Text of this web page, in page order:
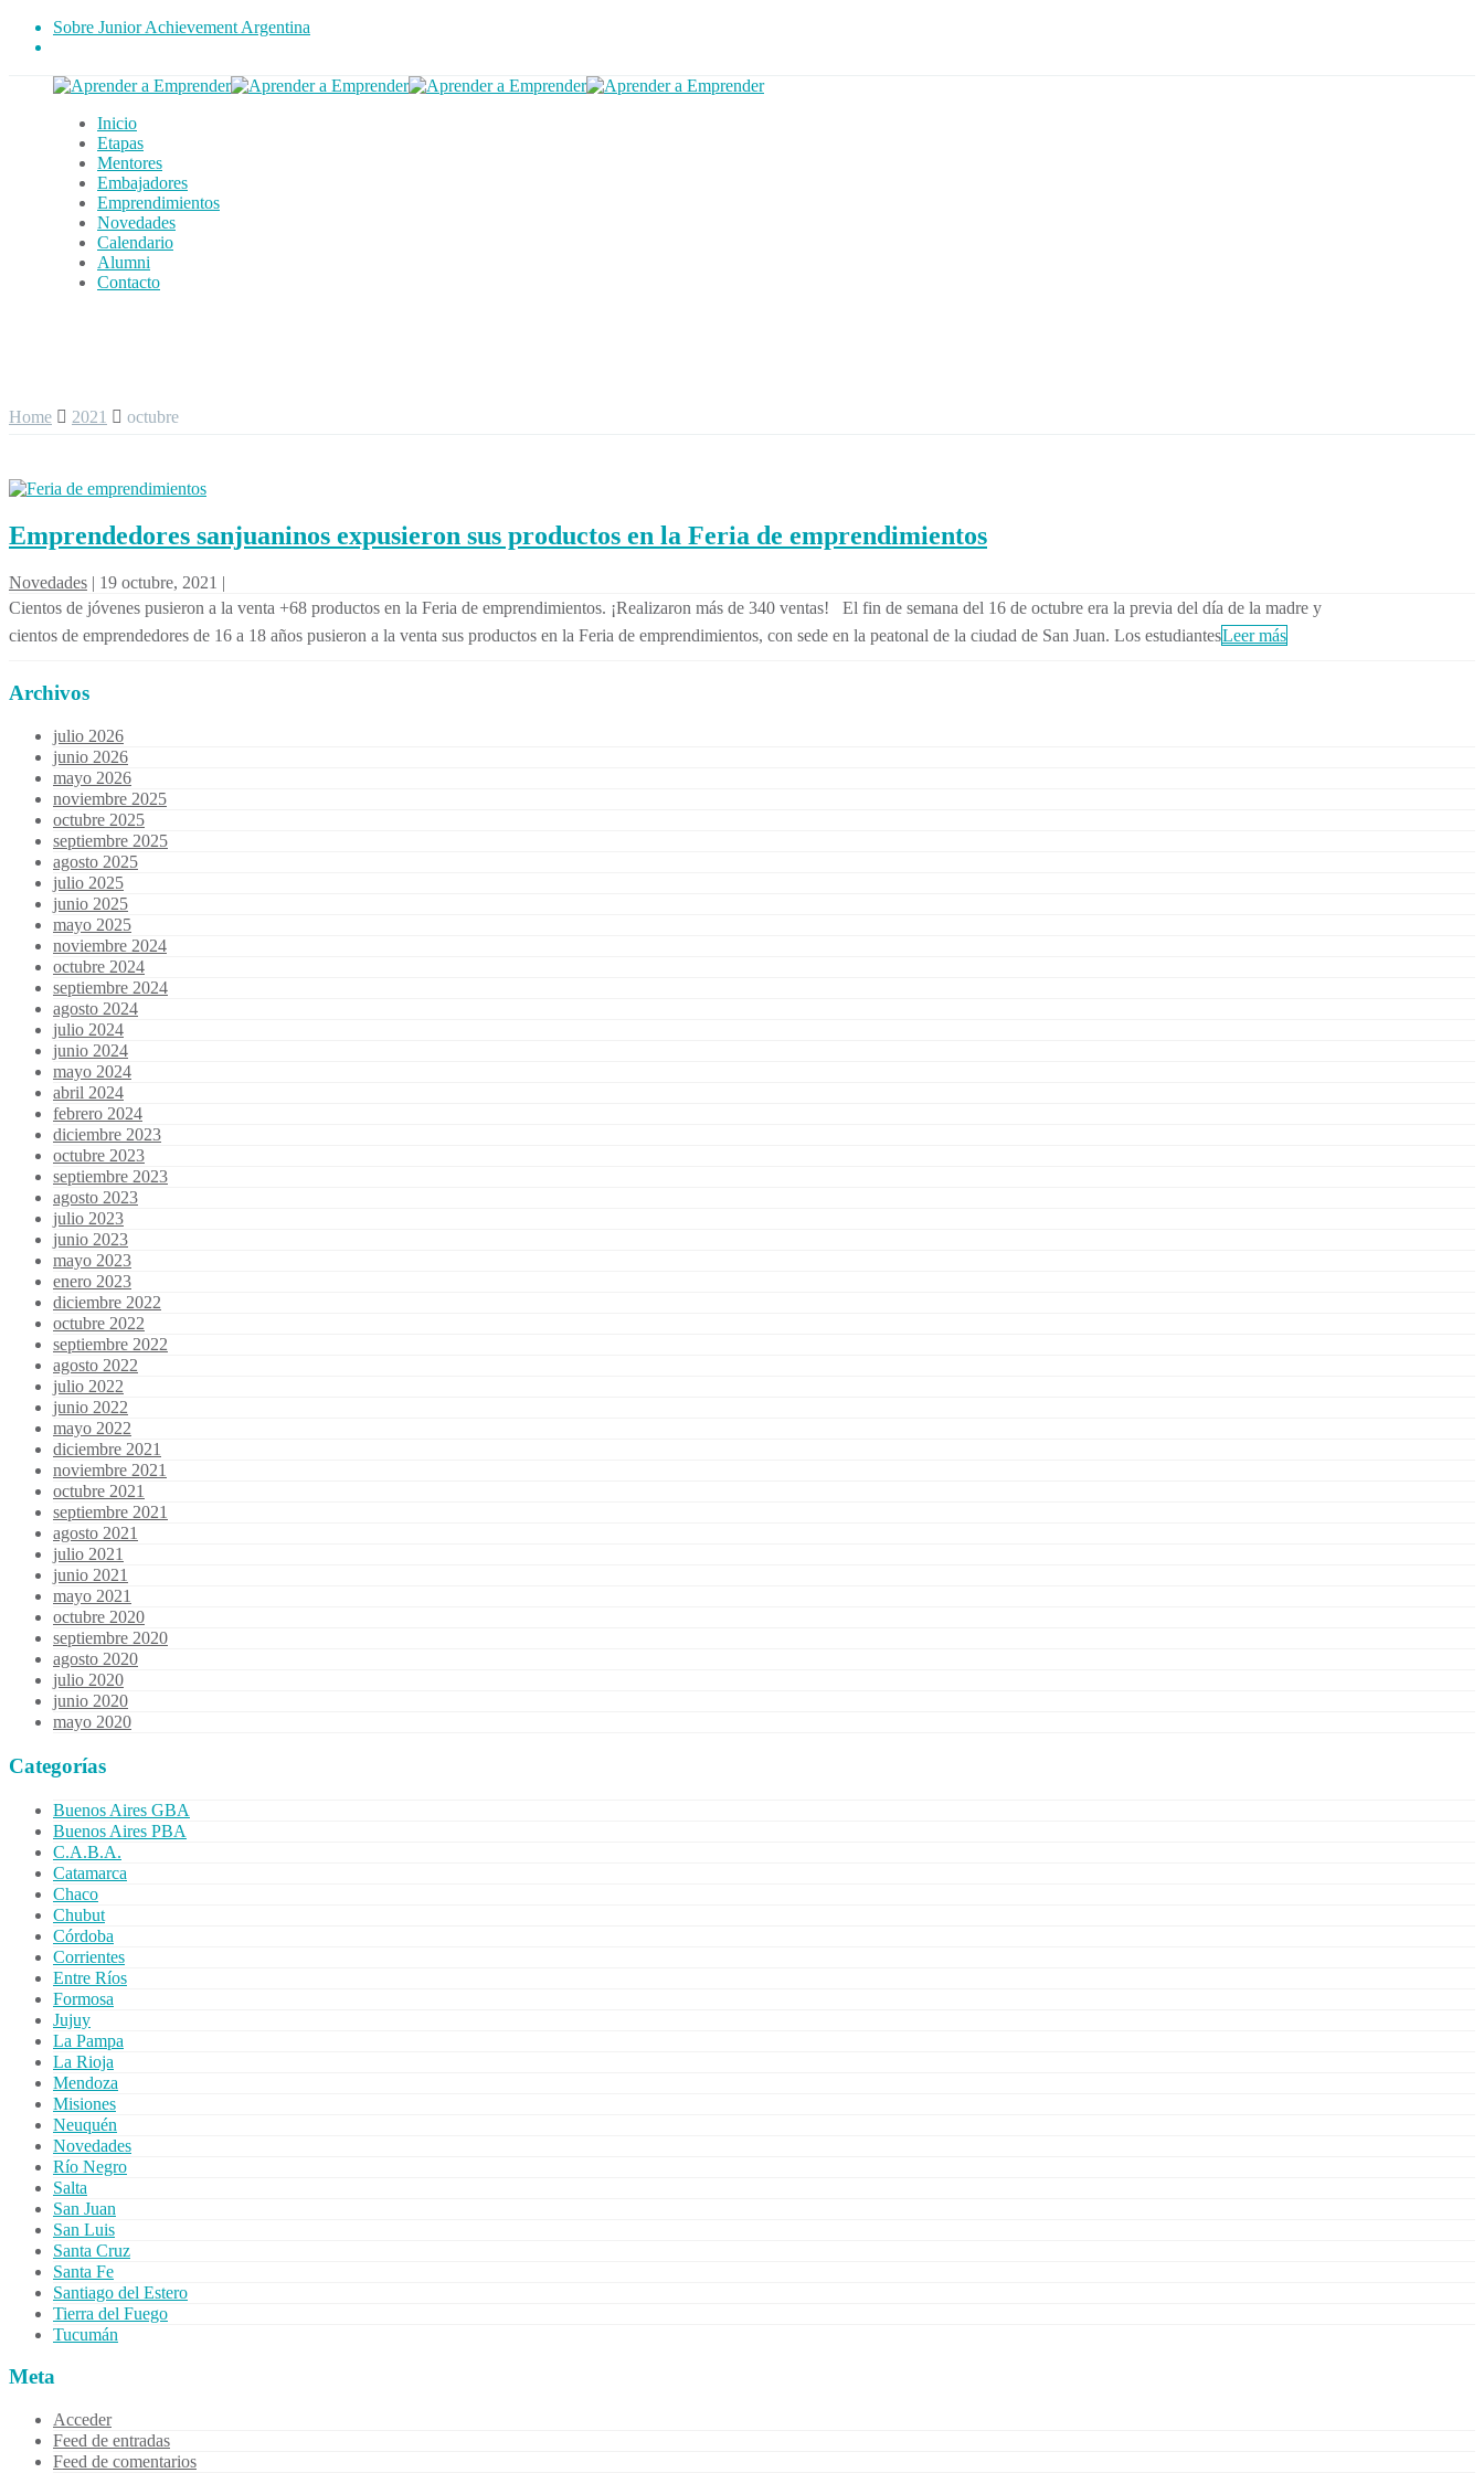
Sobre Junior Achievement Argentina
Inicio
Etapas
Mentores
Embajadores
Emprendimientos
Novedades
Calendario
Alumni
Contacto
Home 2021 octubre
Emprendedores sanjuaninos expusieron sus productos en la Feria de emprendimientos
Novedades | 19 octubre, 2021 |
Cientos de jóvenes pusieron a la venta +68 productos en la Feria de emprendimientos. ¡Realizaron más de 340 ventas! El fin de semana del 16 de octubre era la previa del día de la madre y
cientos de emprendedores de 16 a 18 años pusieron a la venta sus productos en la Feria de emprendimientos, con sede en la peatonal de la ciudad de San Juan. Los estudiantesLeer más
Archivos
julio 2026
junio 2026
mayo 2026
noviembre 2025
octubre 2025
septiembre 2025
agosto 2025
julio 2025
junio 2025
mayo 2025
noviembre 2024
octubre 2024
septiembre 2024
agosto 2024
julio 2024
junio 2024
mayo 2024
abril 2024
febrero 2024
diciembre 2023
octubre 2023
septiembre 2023
agosto 2023
julio 2023
junio 2023
mayo 2023
enero 2023
diciembre 2022
octubre 2022
septiembre 2022
agosto 2022
julio 2022
junio 2022
mayo 2022
diciembre 2021
noviembre 2021
octubre 2021
septiembre 2021
agosto 2021
julio 2021
junio 2021
mayo 2021
octubre 2020
septiembre 2020
agosto 2020
julio 2020
junio 2020
mayo 2020
Categorías
Buenos Aires GBA
Buenos Aires PBA
C.A.B.A.
Catamarca
Chaco
Chubut
Córdoba
Corrientes
Entre Ríos
Formosa
Jujuy
La Pampa
La Rioja
Mendoza
Misiones
Neuquén
Novedades
Río Negro
Salta
San Juan
San Luis
Santa Cruz
Santa Fe
Santiago del Estero
Tierra del Fuego
Tucumán
Meta
Acceder
Feed de entradas
Feed de comentarios